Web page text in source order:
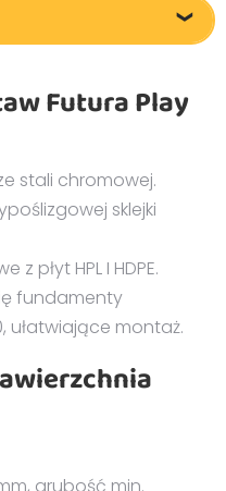
Futura Play
stali chromowej.
sklejki
płyt HPL I HDPE.
fundamenty
ułatwiające montaż.